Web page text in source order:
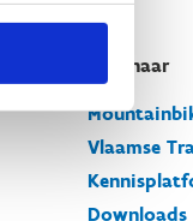
Snel naar
Vlaamse
Downloads